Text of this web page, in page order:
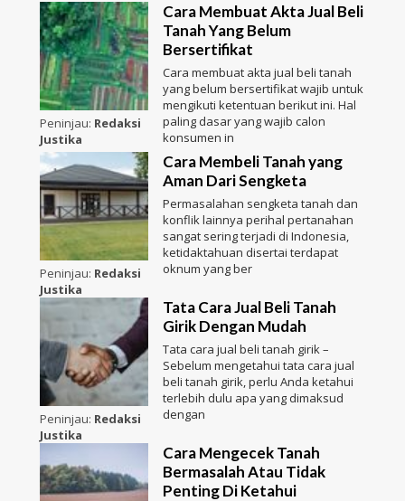
Peninjau: Redaksi
Justika
Cara Membuat Akta Jual Beli
Tanah Yang Belum
Bersertifikat
Cara membuat akta jual beli tanah
yang belum bersertifikat wajib untuk
mengikuti ketentuan berikut ini. Hal
paling dasar yang wajib calon
konsumen in
Peninjau: Redaksi
Justika
Cara Membeli Tanah yang
Aman Dari Sengketa
Permasalahan sengketa tanah dan
konflik lainnya perihal pertanahan
sangat sering terjadi di Indonesia,
ketidaktahuan disertai terdapat
oknum yang ber
Peninjau: Redaksi
Justika
Tata Cara Jual Beli Tanah
Girik Dengan Mudah
Tata cara jual beli tanah girik –
Sebelum mengetahui tata cara jual
beli tanah girik, perlu Anda ketahui
terlebih dulu apa yang dimaksud
dengan
Cara Mengecek Tanah
Bermasalah Atau Tidak
Penting Di Ketahui